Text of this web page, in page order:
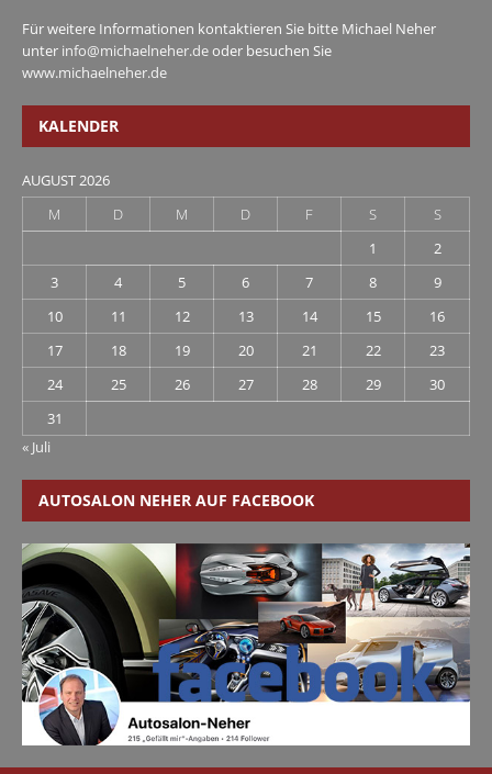
Für weitere Informationen kontaktieren Sie bitte Michael Neher
unter info@michaelneher.deoder besuchen Sie
www.michaelneher.de
KALENDER
AUGUST 2026
M
D M D F S
S
1
2
3
4 5 6 7 8
9
10
11 12 13 14 15
16
17
18 19 20 21 22
23
24
25 26 27 28 29
30
31
« Juli
AUTOSALON NEHER AUF FACEBOOK